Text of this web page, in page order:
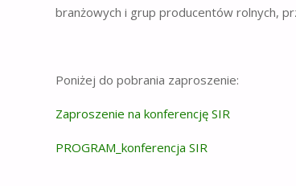
branżowych i grup producentów rolnych,
Poniżej do pobrania zaproszenie:
Zaproszenie na konferencję SIR
PROGRAM_konferencja SIR